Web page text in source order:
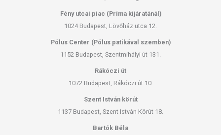
Fény utcai piac (Príma kijáratánál)
1024 Budapest, Lövőház utca 12.
Pólus Center (Pólus patikával szemben)
1152 Budapest, Szentmihályi út 131.
Rákóczi út
1072 Budapest, Rákóczi út 10.
Szent István körút
1137 Budapest, Szent István Körút 18.
Bartók Béla